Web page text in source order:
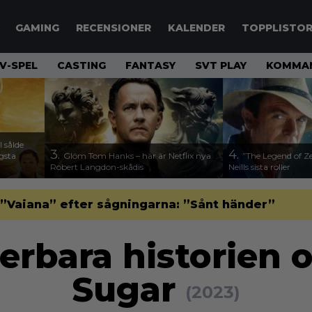
GAMING RECENSIONER KALENDER TOPPLISTOR
SPEL CASTING FANTASY SVT PLAY
sålde
3. Glöm Tom Hanks – här är Netflix nya
Robert Langdon-skådis
4. ”The Legend of
Neills sista roller
efter sågningarna: ”Sånt händer”
historien
Sugar (2023)